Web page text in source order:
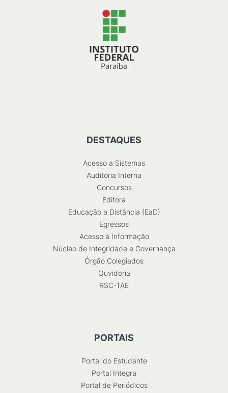
DESTAQUES
Acesso a Sistemas
Auditoria Interna
Concursos
Editora
Educação a Distância (EaD)
Egressos
Acesso à Informação
Núcleo de Integridade e Governança
Órgão Colegiados
Ouvidoria
RSC-TAE
PORTAIS
Portal do Estudante
Portal Integra
Portal de Periódicos